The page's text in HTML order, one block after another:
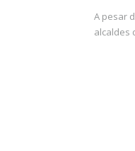
A pesar
alcaldes